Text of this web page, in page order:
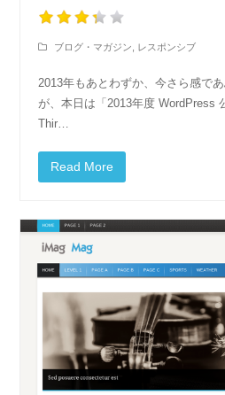
ブログ・マガジン レスポンシブ
2013年もあとわずか、今さら感で
が、本日は「2013年度 WordPress
Thir…
Read More